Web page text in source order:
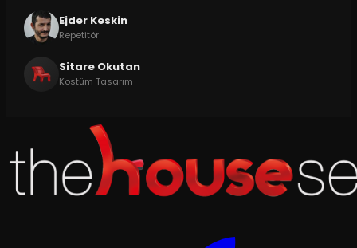
Ejder Keskin
Repetitör
Sitare Okutan
Kostüm Tasarım